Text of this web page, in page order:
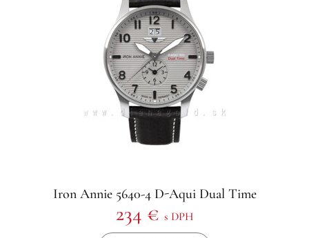
Iron Annie 5640-4 D-Aqui Dual Time
234 € s DPH